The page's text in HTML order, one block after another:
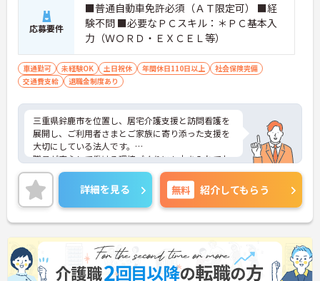
応募要件
■普通自動車免許必須（ＡＴ限定可） ■経
験不問 ■必要なＰＣスキル：＊ＰＣ基本入
力（ＷＯＲＤ・ＥＸＣＥＬ等）
車通勤可 未経験OK 土日祝休 年間休日110日以上
社会保険完備
交通費支給
退職金制度あり
三重県鈴鹿市を位置し、居宅介護支援と訪問看護を
展開し、ご利用者さまとご家族に寄り添った支援を
大切にしている法人です。
職員が安心して働ける環境づくりにも力を入れてお
り、子育て中の方でも働きやすい職場を目指してい
ます。今回募集するのは居宅介護支援専門員。土日
祝休み・年間休日125日とお休みが充実しており、
仕事とプライベートの両立がしやすい環境です。ま
た、担当件数や認定調査に応じた手当も支給される
ため、頑張りが収入につながる点も魅力。少人数な
らではの連携の取りやすさがあり、利用者さま一人
ひとりと丁寧に向き合いたい方におすすめの職場で
す。
詳細を見る 無料 紹介してもらう